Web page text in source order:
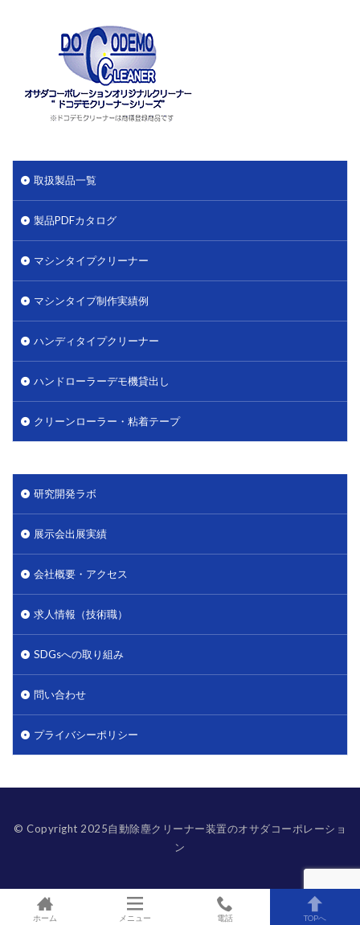
取扱製品一覧
製品PDFカタログ
マシンタイプクリーナー
マシンタイプ制作実績例
ハンディタイプクリーナー
ハンドローラーデモ機貸出し
クリーンローラー・粘着テープ
研究開発ラボ
展示会出展実績
会社概要・アクセス
求人情報（技術職）
SDGsへの取り組み
問い合わせ
プライバシーポリシー
© Copyright 2025自動除塵クリーナー装置のオサダコーポレーショ
ン
ホーム メニュー 電話 TOPへ